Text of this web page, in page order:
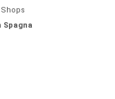
Spagna